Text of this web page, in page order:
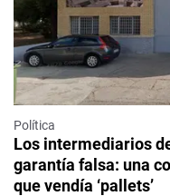
Política
Los intermediarios
garantía falsa: una
que vendía ‘pallets’